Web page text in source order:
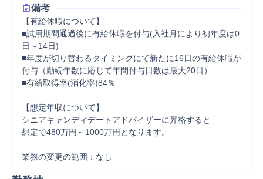
備考
【有給休暇について】
■試用期間通過後に有給休暇を付与(入社月により初年度は0
日～14日)
■年度が切り替わるタイミングにて新たに16日の有給休暇が
付与（勤続年数に応じて年間付与日数は最大20日）
■有給取得率(消化率)84％
【想定年収について】
シニアキャンディデートアドバイザーに昇格すると
想定で480万円～1000万円となります。
業務の変更の範囲：なし